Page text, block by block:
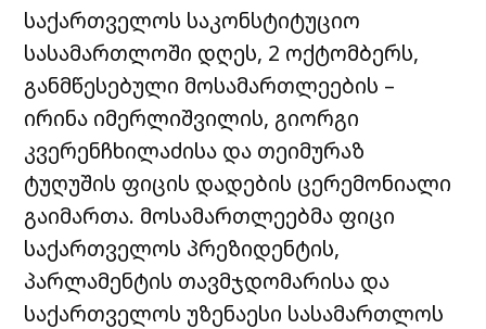
საქართველოს საკონსტიტუციო
სასამართლოში დღეს, 2 ოქტომბერს,
განმწესებული მოსამართლეების –
ირინა იმერლიშვილის, გიორგი
კვერენჩხილაძისა და თეიმურაზ
ტუღუშის ფიცის დადების ცერემონიალი
გაიმართა. მოსამართლეებმა ფიცი
საქართველოს პრეზიდენტის,
პარლამენტის თავმჯდომარისა და
საქართველოს უზენაესი სასამართლოს